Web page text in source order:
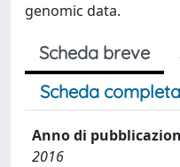
genomic data.
Scheda breve
Scheda
Anno di
2016